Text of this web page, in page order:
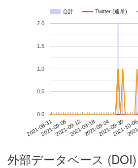
合計 Twitter (通常)
2021-08-312021-09-062021-09-122021-09-182021-09-242021-09-30
2021-10-
0.0
0.5
1.0
1.5
2.0
外部データベース (DOI)